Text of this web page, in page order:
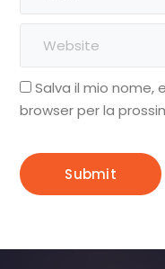
Salva il mio nome,
browser per la